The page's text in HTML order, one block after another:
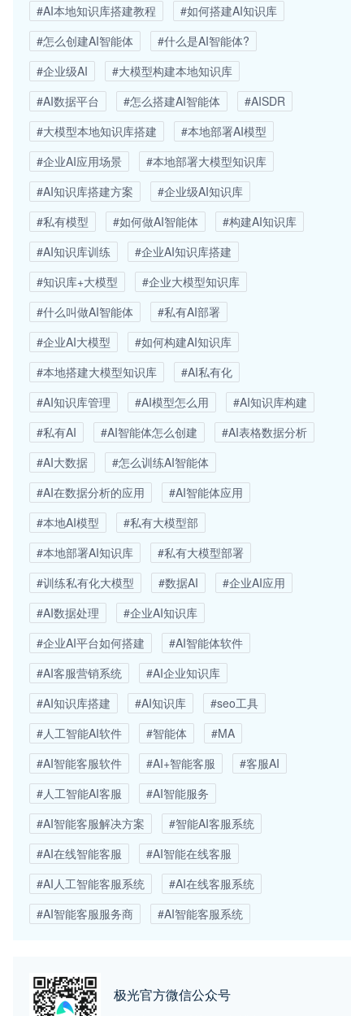
#AI本地知识库搭建教程
#如何搭建AI知识库
#怎么创建AI智能体
#什么是AI智能体?
#企业级AI
#大模型构建本地知识库
#AI数据平台
#怎么搭建AI智能体
#AISDR
#大模型本地知识库搭建
#本地部署AI模型
#企业AI应用场景
#本地部署大模型知识库
#AI知识库搭建方案
#企业级AI知识库
#私有模型
#如何做AI智能体
#构建AI知识库
#AI知识库训练
#企业AI知识库搭建
#知识库+大模型
#企业大模型知识库
#什么叫做AI智能体
#私有AI部署
#企业AI大模型
#如何构建AI知识库
#本地搭建大模型知识库
#AI私有化
#AI知识库管理
#AI模型怎么用
#AI知识库构建
#私有AI
#AI智能体怎么创建
#AI表格数据分析
#AI大数据
#怎么训练AI智能体
#AI在数据分析的应用
#AI智能体应用
#本地AI模型
#私有大模型部
#本地部署AI知识库
#私有大模型部署
#训练私有化大模型
#数据AI
#企业AI应用
#AI数据处理
#企业AI知识库
#企业AI平台如何搭建
#AI智能体软件
#AI客服营销系统
#AI企业知识库
#AI知识库搭建
#AI知识库
#seo工具
#人工智能AI软件
#智能体
#MA
#AI智能客服软件
#AI+智能客服
#客服AI
#人工智能AI客服
#AI智能服务
#AI智能客服解决方案
#智能AI客服系统
#AI在线智能客服
#AI智能在线客服
#AI人工智能客服系统
#AI在线客服系统
#AI智能客服服务商
#AI智能客服系统
极光官方微信公众号